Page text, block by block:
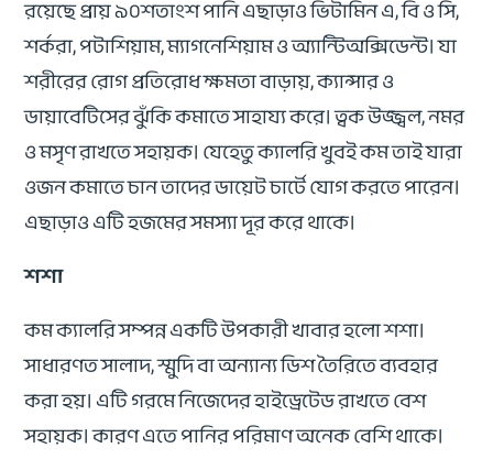
রয়েছে প্রায় ৯০শতাংশ পানি এছাড়াও ভিটামিন এ, বি ও সি,
শর্করা, পটাশিয়াম, ম্যাগনেশিয়াম ও অ্যান্টিঅক্সিডেন্ট। যা
শরীরের রোগ প্রতিরোধ ক্ষমতা বাড়ায়, ক্যান্সার ও
ডায়াবেটিসের ঝুঁকি কমাতে সাহায্য করে। ত্বক উজ্জ্বল, নমর
ও মসৃণ রাখতে সহায়ক। যেহেতু ক্যালরি খুবই কম তাই যারা
ওজন কমাতে চান তাদের ডায়েট চার্টে যোগ করতে পারেন।
এছাড়াও এটি হজমের সমস্যা দূর করে থাকে।
শশা
কম ক্যালরি সম্পন্ন একটি উপকারী খাবার হলো শশা।
সাধারণত সালাদ, স্মুদি বা অন্যান্য ডিশ তৈরিতে ব্যবহার
করা হয়। এটি গরমে নিজেদের হাইড্রেটেড রাখতে বেশ
সহায়ক। কারণ এতে পানির পরিমাণ অনেক বেশি থাকে।